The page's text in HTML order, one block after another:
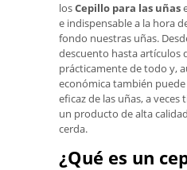
losCepillo para las uñas
e indispensable a la hora
fondo nuestras uñas.
descuento hasta artículos
prácticamente de todo y,
económica también
eficaz de las uñas, a
un producto de alta
cerda.
¿Qué es un